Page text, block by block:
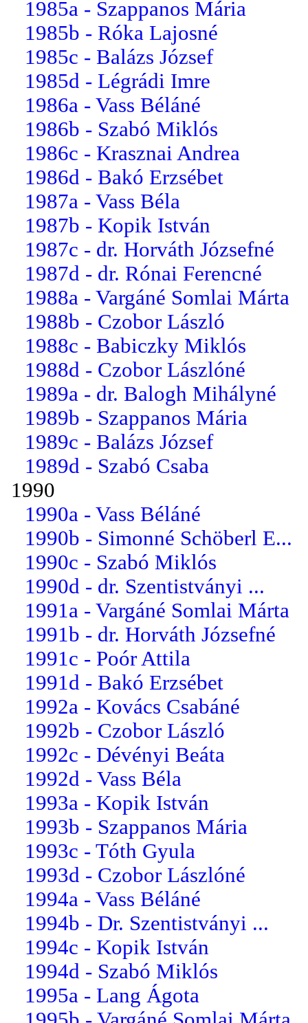
1985a - Szappanos Mária
1985b - Róka Lajosné
1985c - Balázs József
1985d - Légrádi Imre
1986a - Vass Béláné
1986b - Szabó Miklós
1986c - Krasznai Andrea
1986d - Bakó Erzsébet
1987a - Vass Béla
1987b - Kopik István
1987c - dr. Horváth Józsefné
1987d - dr. Rónai Ferencné
1988a - Vargáné Somlai Márta
1988b - Czobor László
1988c - Babiczky Miklós
1988d - Czobor Lászlóné
1989a - dr. Balogh Mihályné
1989b - Szappanos Mária
1989c - Balázs József
1989d - Szabó Csaba
1990
1990a - Vass Béláné
1990b - Simonné Schöberl E...
1990c - Szabó Miklós
1990d - dr. Szentistványi ...
1991a - Vargáné Somlai Márta
1991b - dr. Horváth Józsefné
1991c - Poór Attila
1991d - Bakó Erzsébet
1992a - Kovács Csabáné
1992b - Czobor László
1992c - Dévényi Beáta
1992d - Vass Béla
1993a - Kopik István
1993b - Szappanos Mária
1993c - Tóth Gyula
1993d - Czobor Lászlóné
1994a - Vass Béláné
1994b - Dr. Szentistványi ...
1994c - Kopik István
1994d - Szabó Miklós
1995a - Lang Ágota